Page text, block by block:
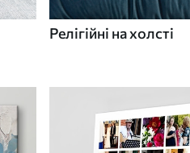
Релігійні на холсті